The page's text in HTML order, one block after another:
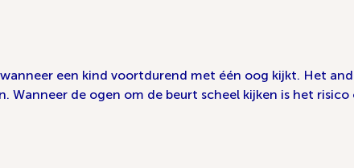
een kind voortdurend met één oog kijkt. Het
Wanneer de ogen om de beurt scheel kijken is het